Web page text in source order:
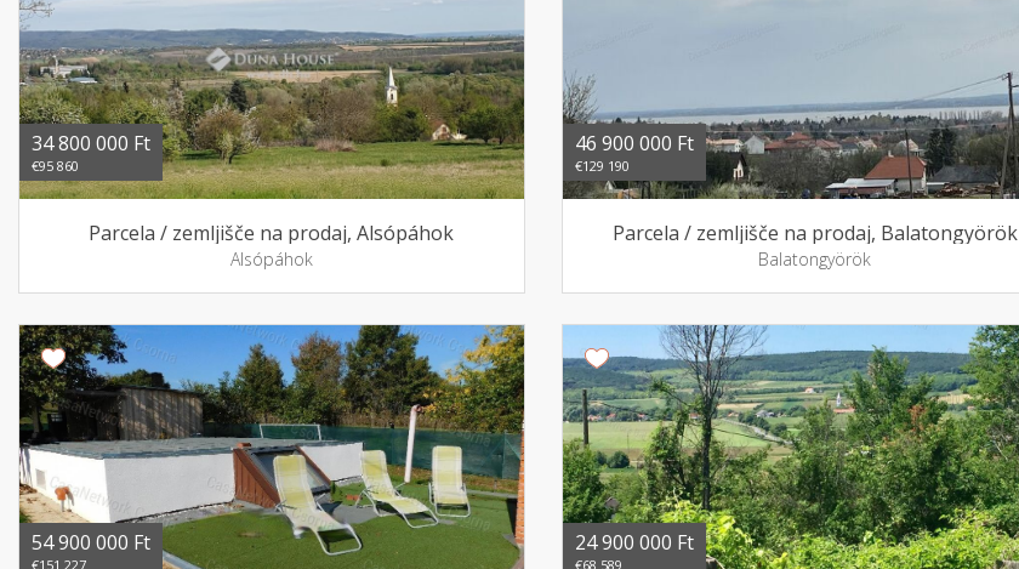
34 800 000 Ft
€95 860
Parcela / zemljišče na prodaj, Alsópáhok
Alsópáhok
46 900 000 Ft
€129 190
Parcela / zemljišče na prodaj, Balatongyörök
Balatongyörök
54 900 000 Ft
€151 227
24 900 000 Ft
€68 589